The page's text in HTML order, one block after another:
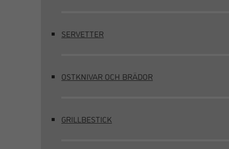
SERVETTER
OSTKNIVAR OCH BRÄDOR
GRILLBESTICK